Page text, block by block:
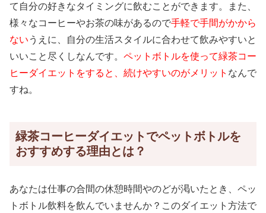
て自分の好きなタイミングに飲むことができます。また、
様々なコーヒーやお茶の味があるので手軽で手間がかから
ない うえに、自分の生活スタイルに合わせて飲みやすいと
いいこと尽くしなんです。 ペットボトルを使って緑茶コー
ヒーダイエットをすると、続けやすいのがメリット なんで
すね。
緑茶コーヒーダイエットでペットボトルを
おすすめする理由とは？
あなたは仕事の合間の休憩時間やのどが渇いたとき、ペッ
トボトル飲料を飲んでいませんか？このダイエット方法で